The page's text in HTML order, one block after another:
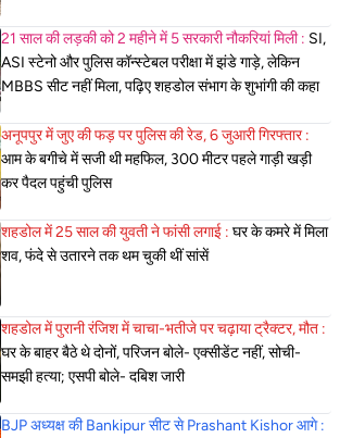
21 साल की लड़की को 2 महीने में 5 सरकारी नौकरियां मिली : SI,
ASI स्टेनो और पुलिस कॉन्स्टेबल परीक्षा में झंडे गाड़े, लेकिन
MBBS सीट नहीं मिला, पढ़िए शहडोल संभाग के शुभांगी की कहा
अनूपपुर में जुए की फड़ पर पुलिस की रेड, 6 जुआरी गिरफ्तार :
आम के बगीचे में सजी थी महफिल, 300 मीटर पहले गाड़ी खड़ी
कर पैदल पहुंची पुलिस
शहडोल में 25 साल की युवती ने फांसी लगाई : घर के कमरे में मिला
शव, फंदे से उतारने तक थम चुकी थीं सांसें
शहडोल में पुरानी रंजिश में चाचा-भतीजे पर चढ़ाया ट्रैक्टर, मौत :
घर के बाहर बैठे थे दोनों, परिजन बोले- एक्सीडेंट नहीं, सोची-
समझी हत्या; एसपी बोले- दबिश जारी
BJP अध्यक्ष की Bankipur सीट से Prashant Kishor आगे :